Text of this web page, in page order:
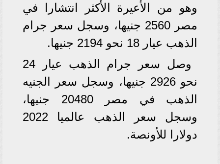
وهو من الأعيرة الأكثر انتشارا في
مصر 2560 جنيها، وسجل سعر جرام
الذهب عيار 18 نحو 2194 جنيها.
وصل سعر جرام الذهب عيار 24
نحو 2926 جنيها، وسجل سعر الجنيه
الذهب في مصر 20480 جنيها،
وسجل سعر الذهب عالميا 2022
دولارا للأونصة.